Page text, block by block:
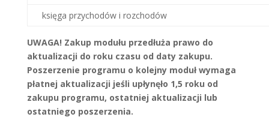
księga przychodów i rozchodów
UWAGA! Zakup modułu przedłuża prawo do
aktualizacji do roku czasu od daty zakupu.
Poszerzenie programu o kolejny moduł wymaga
płatnej aktualizacji jeśli upłynęło 1,5 roku od
zakupu programu, ostatniej aktualizacji lub
ostatniego poszerzenia.